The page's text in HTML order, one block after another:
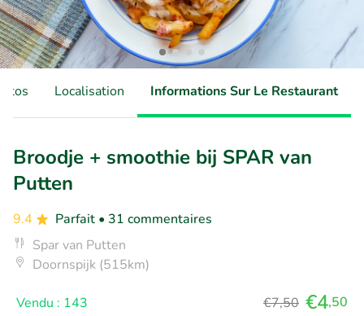
Localisation Informations Sur Le Restaurant
Broodje + smoothie bij SPAR van
Putten
9.4 Parfait • 31 commentaires
Spar van Putten
Doornspijk (515km)
Vendu : 143 €7,50 €4,50